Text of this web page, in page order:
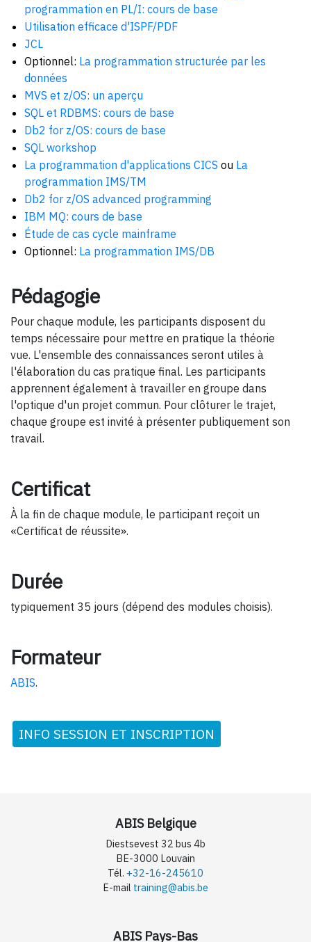
programmation en PL/I: cours de base
Utilisation efficace d'ISPF/PDF
JCL
Optionnel: La programmation structurée par les
données
MVS et z/OS: un aperçu
SQL et RDBMS: cours de base
Db2 for z/OS: cours de base
SQL workshop
La programmation d'applications CICS ou La
programmation IMS/TM
Db2 for z/OS advanced programming
IBM MQ: cours de base
Étude de cas cycle mainframe
Optionnel: La programmation IMS/DB
Pédagogie
Pour chaque module, les participants disposent du
temps nécessaire pour mettre en pratique la théorie
vue. L'ensemble des connaissances seront utiles à
l'élaboration du cas pratique final. Les participants
apprennent également à travailler en groupe dans
l'optique d'un projet commun. Pour clôturer le trajet,
chaque groupe est invité à présenter publiquement son
travail.
Certificat
À la fin de chaque module, le participant reçoit un
«Certificat de réussite».
Durée
typiquement 35 jours (dépend des modules choisis).
Formateur
ABIS.
INFO SESSION ET INSCRIPTION
ABIS Belgique
Diestsevest 32 bus 4b
BE-3000 Louvain
Tél. +32-16-245610
E-mail training@abis.be
ABIS Pays-Bas